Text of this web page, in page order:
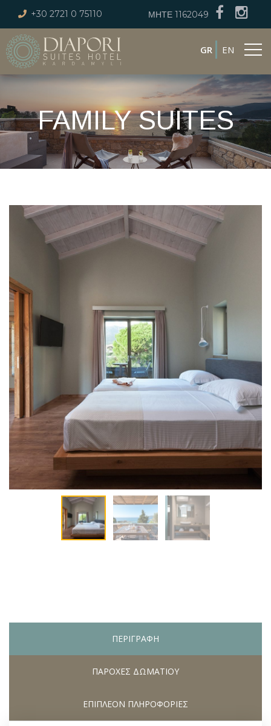
+30 2721 0 75110 ΜΗΤΕ 1162049
GR EN
FAMILY SUITES
ΠΕΡΙΓΡΑΦΗ
ΠΑΡΟΧΕΣ ΔΩΜΑΤΙΟΥ
ΕΠΙΠΛΕΟΝ ΠΛΗΡΟΦΟΡΙΕΣ